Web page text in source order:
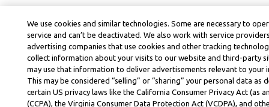
We use cookies and similar technologies. Some are necessary to
service and can’t be deactivated. We also work with service
advertising companies that use cookies and other tracking
collect information about your visits to our website and third-party
may use that information to deliver advertisements relevant to your
This may be considered “selling” or “sharing” your personal data as
certain US privacy laws like the California Consumer Privacy Act (as
(CCPA), the Virginia Consumer Data Protection Act (VCDPA), and